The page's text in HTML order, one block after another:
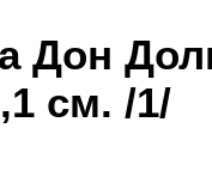
Дон
см. /1/